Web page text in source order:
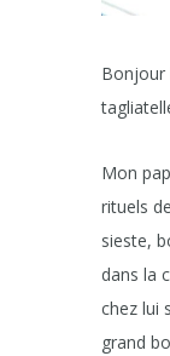
Bonjour
Mon
rituels
sieste,
dans la
chez lui
grand